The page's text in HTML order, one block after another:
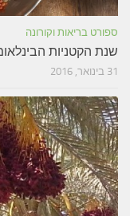
ספורט בריאות וקורונה
שנת הקטניות
31 בינואר, 2016